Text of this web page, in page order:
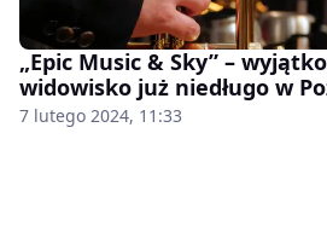
„Epic Music & Sky” –
widowisko już niedługo w
7 lutego 2024, 11:33